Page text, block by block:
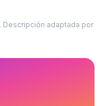
. Descripción adaptada por